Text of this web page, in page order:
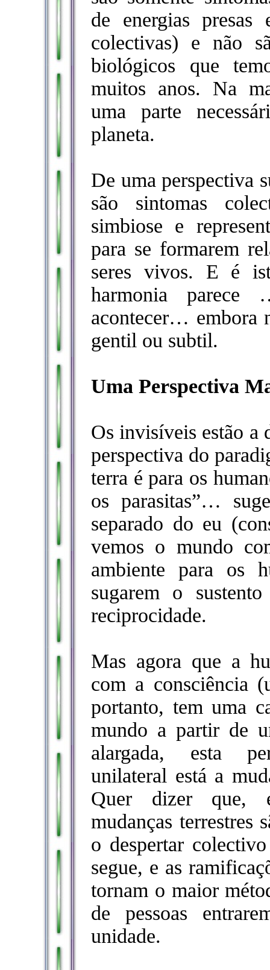
de energias presas
colectivas) e não
biológicos que
muitos anos. Na
uma parte
planeta.
De uma perspectiva
são sintomas
simbiose e
para se formarem
seres vivos. E é
harmonia
acontecer… embora
gentil ou subtil.
Uma Perspectiva
Os invisíveis estão a
perspectiva do
terra é para os
os parasitas”…
separado do eu
vemos o mundo
ambiente para os
sugarem o
reciprocidade.
Mas agora que a
com a consciência
portanto, tem uma
mundo a partir de
alargada, esta
unilateral está a
Quer dizer que,
mudanças terrestres
o despertar
segue, e as
tornam o maior
de pessoas
unidade.